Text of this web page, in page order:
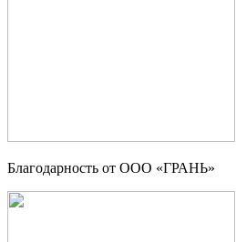
Благодарность от OOO «ГРАНЬ»